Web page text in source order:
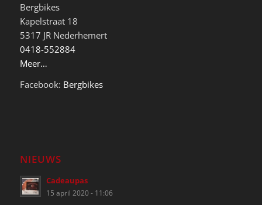
Bergbikes
Kapelstraat 18
5317 JR Nederhemert
0418-552884
Meer…
Facebook: Bergbikes
NIEUWS
Cadeaupas
15 april 2020 - 11:06